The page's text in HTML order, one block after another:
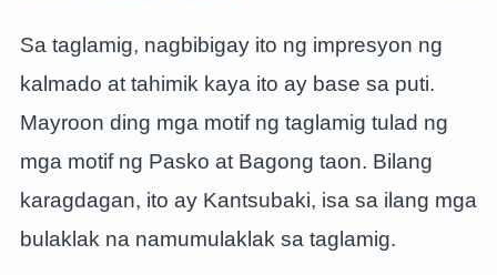
Sa taglamig, nagbibigay ito ng impresyon ng
kalmado at tahimik kaya ito ay base sa puti.
Mayroon ding mga motif ng taglamig tulad ng
mga motif ng Pasko at Bagong taon. Bilang
karagdagan, ito ay Kantsubaki, isa sa ilang mga
bulaklak na namumulaklak sa taglamig.